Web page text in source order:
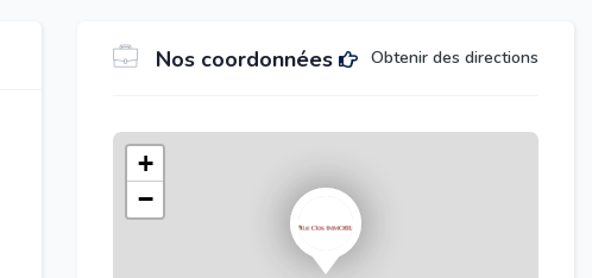
Nos coordonnées Obtenir des directions
+
−